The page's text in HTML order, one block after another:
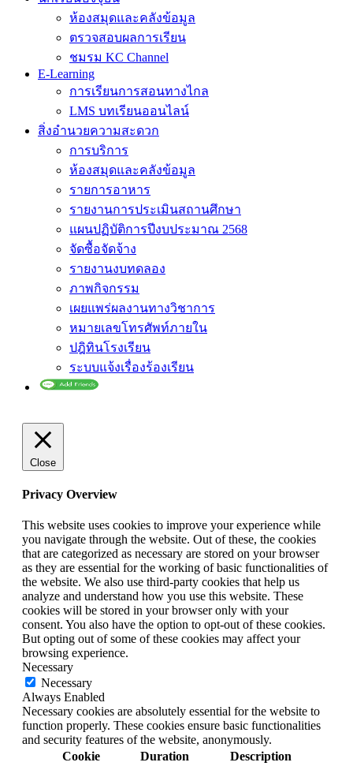
ห้องสมุดและคลังข้อมูล
ตรวจสอบผลการเรียน
ชมรม KC Channel
E-Learning
การเรียนการสอนทางไกล
LMS บทเรียนออนไลน์
สิ่งอำนวยความสะดวก
การบริการ
ห้องสมุดและคลังข้อมูล
รายการอาหาร
รายงานการประเมินสถานศึกษา
แผนปฏิบัติการปีงบประมาณ 2568
จัดซื้อจัดจ้าง
รายงานงบทดลอง
ภาพกิจกรรม
เผยแพร่ผลงานทางวิชาการ
หมายเลขโทรศัพท์ภายใน
ปฎิทินโรงเรียน
ระบบแจ้งเรื่องร้องเรียน
Close
Privacy Overview
This website uses cookies to improve your experience while
you navigate through the website. Out of these, the cookies
that are categorized as necessary are stored on your browser
as they are essential for the working of basic functionalities of
the website. We also use third-party cookies that help us
analyze and understand how you use this website. These
cookies will be stored in your browser only with your
consent. You also have the option to opt-out of these cookies.
But opting out of some of these cookies may affect your
browsing experience.
Necessary
Necessary
Always Enabled
Necessary cookies are absolutely essential for the website to
function properly. These cookies ensure basic functionalities
and security features of the website, anonymously.
Cookie
Duration Description